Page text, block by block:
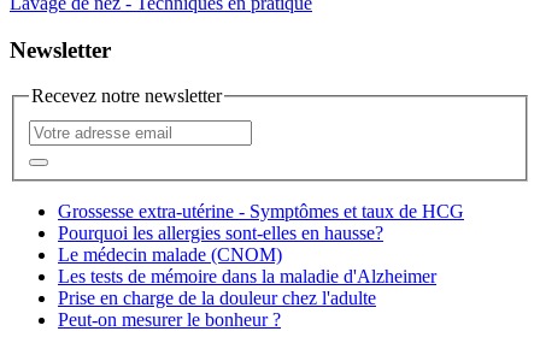
Newsletter
Recevez notre newsletter
Grossesse extra-utérine - Symptômes et taux de HCG
Pourquoi les allergies sont-elles en hausse?
Le médecin malade (CNOM)
Les tests de mémoire dans la maladie d'Alzheimer
Prise en charge de la douleur chez l'adulte
Peut-on mesurer le bonheur ?